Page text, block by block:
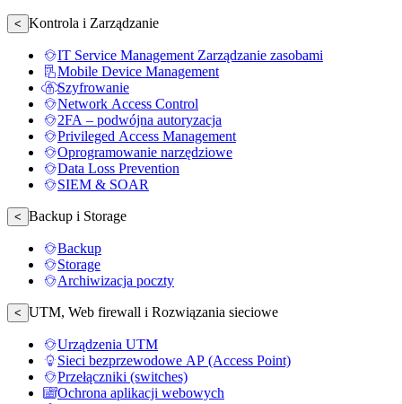
< Kontrola i Zarządzanie
IT Service Management Zarządzanie zasobami
Mobile Device Management
Szyfrowanie
Network Access Control
2FA – podwójna autoryzacja
Privileged Access Management
Oprogramowanie narzędziowe
Data Loss Prevention
SIEM & SOAR
< Backup i Storage
Backup
Storage
Archiwizacja poczty
< UTM, Web firewall i Rozwiązania sieciowe
Urządzenia UTM
Sieci bezprzewodowe AP (Access Point)
Przełączniki (switches)
Ochrona aplikacji webowych